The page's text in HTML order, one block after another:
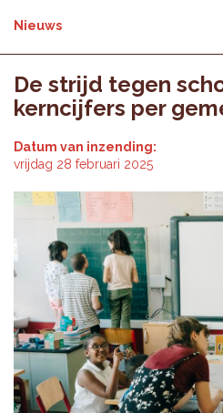
Nieuws
De strijd tegen
kerncijfers per
Datum van inzending:
vrijdag 28 februari 2025